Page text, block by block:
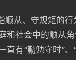
顺从、守规矩的
和社会中的顺从
直有“勤勉守时”、